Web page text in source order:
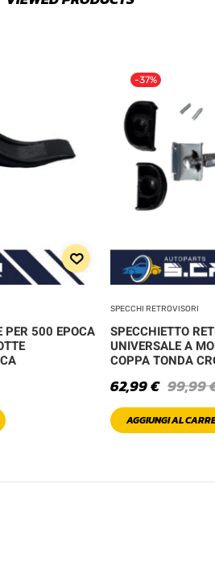
PER 500 EPOCA
-37%
SPECCHI RETROVISORI
SPECCHIETTO
UNIVERSALE A
COPPA TONDA
99,99
62,99€
AGGIUNGI AL